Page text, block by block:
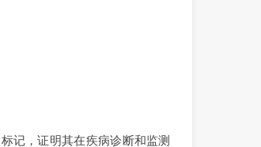
记，证明其在疾病诊断和监测